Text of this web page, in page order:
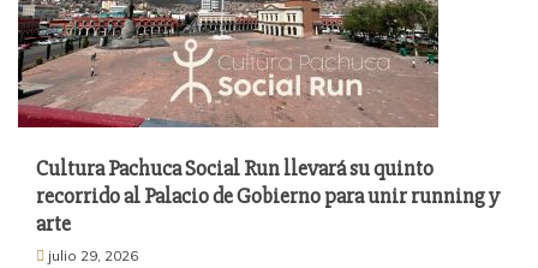
Cultura Pachuca Social Run llevará su quinto
recorrido al Palacio de Gobierno para unir running y
arte
julio 29, 2026